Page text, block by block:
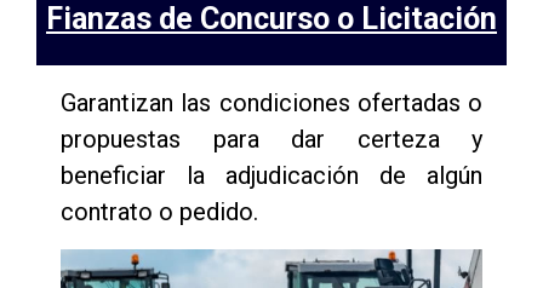
Fianzas de Concurso o Licitación
Garantizan las condiciones ofertadas o
propuestas para dar certeza y
beneficiar la adjudicación de algún
contrato o pedido.